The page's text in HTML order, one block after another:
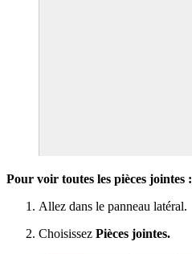
Pour voir toutes les pièces jointes :
Allez dans le panneau latéral.
Choisissez Pièces jointes.